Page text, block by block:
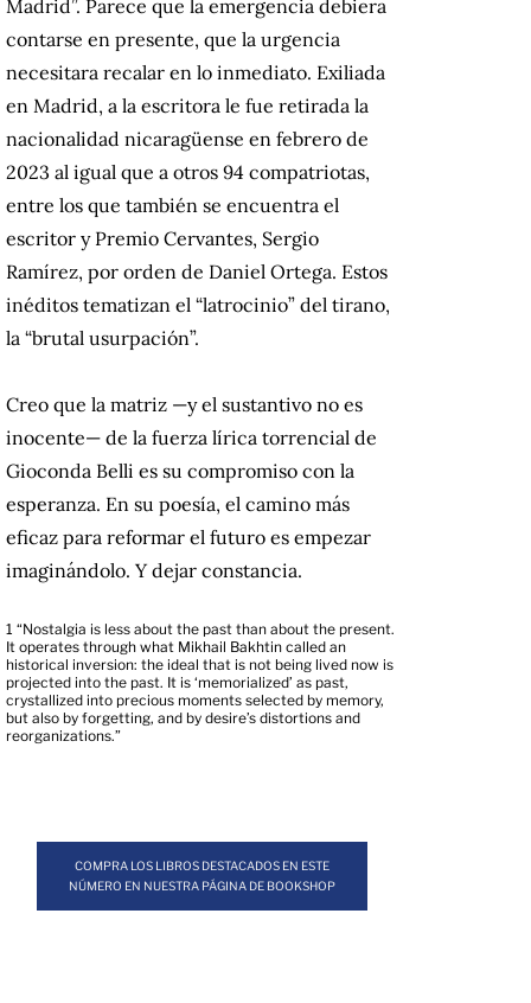
Madrid”. Parece que la emergencia debiera
contarse en presente, que la urgencia
necesitara recalar en lo inmediato. Exiliada
en Madrid, a la escritora le fue retirada la
nacionalidad nicaragüense en febrero de
2023 al igual que a otros 94 compatriotas,
entre los que también se encuentra el
escritor y Premio Cervantes, Sergio
Ramírez, por orden de Daniel Ortega. Estos
inéditos tematizan el “latrocinio” del tirano,
la “brutal usurpación”.
Creo que la matriz —y el sustantivo no es
inocente— de la fuerza lírica torrencial de
Gioconda Belli es su compromiso con la
esperanza. En su poesía, el camino más
eficaz para reformar el futuro es empezar
imaginándolo. Y dejar constancia.
1 “Nostalgia is less about the past than about the present.
It operates through what Mikhail Bakhtin called an
historical inversion: the ideal that is not being lived now is
projected into the past. It is ‘memorialized’ as past,
crystallized into precious moments selected by memory,
but also by forgetting, and by desire’s distortions and
reorganizations.”
COMPRA LOS LIBROS DESTACADOS EN ESTE
NÚMERO EN NUESTRA PÁGINA DE BOOKSHOP